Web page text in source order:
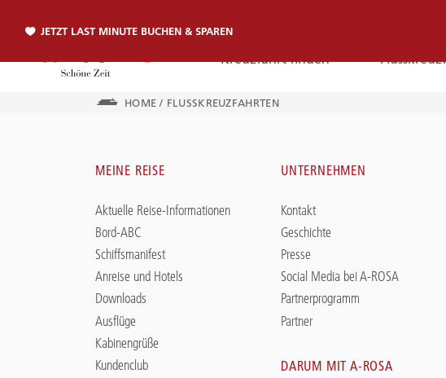
JETZT LAST MINUTE BUCHEN & SPAREN
Kreuzfahrt finden
Sie erreichen uns per Telefon:
+49 381 2026001
HOME / FLUSSKREUZFAHRTEN
MEINE REISE
Aktuelle Reise-Informationen
Bord-ABC
Schiffsmanifest
Anreise und Hotels
Downloads
Ausflüge
Kabinengrüße
Kundenclub
UNTERNEHMEN
Kontakt
Geschichte
Presse
Social Media bei A-ROSA
Partnerprogramm
Partner
DARUM MIT A-ROSA